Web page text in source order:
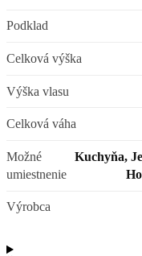
Podklad
Celková výška
Výška vlasu
Celková váha
Možné
umiestnenie
Kuchyňa,
Výrobca